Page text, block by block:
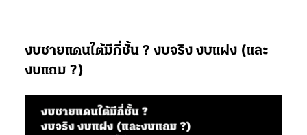
งบชายแดนใต้มีกี่ชั้น ? งบจริง งบแฝง (และ
งบแถม ?)